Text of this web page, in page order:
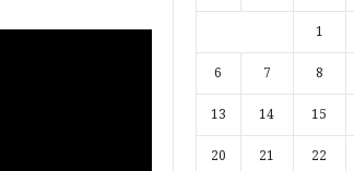
1
6 7 8
13 14 15
20 21 22